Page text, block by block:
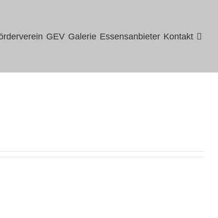
GEV Galerie Essensanbieter Kontakt